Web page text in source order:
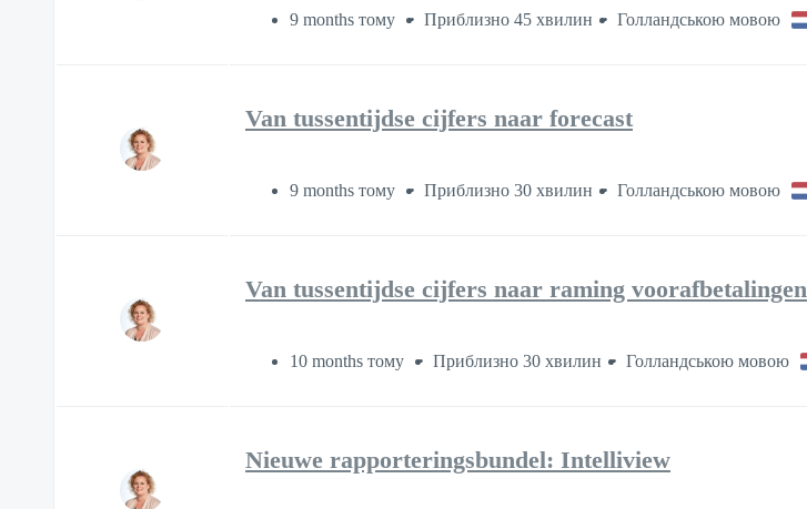
9 months тому Приблизно 45 хвилин Голландською мовою
Van tussentijdse cijfers naar forecast
9 months тому Приблизно 30 хвилин Голландською мовою
Van tussentijdse cijfers naar raming voorafbetalingen
10 months тому Приблизно 30 хвилин Голландською мовою
Nieuwe rapporteringsbundel: Intelliview